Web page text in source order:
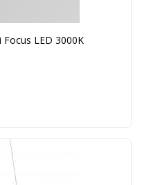
LED 3000K